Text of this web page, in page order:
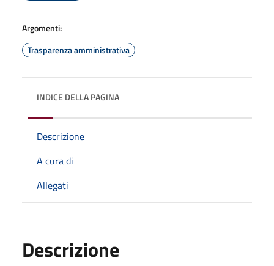
Argomenti:
Trasparenza amministrativa
INDICE DELLA PAGINA
Descrizione
A cura di
Allegati
Descrizione